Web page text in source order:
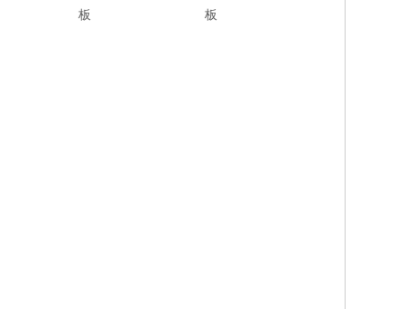
板
板